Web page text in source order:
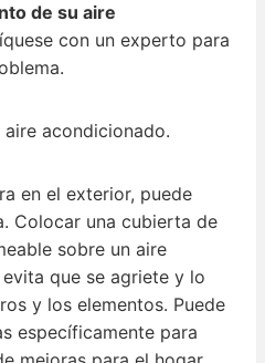
de su aire
con un experto para
acondicionado.
en el exterior, puede
Colocar una cubierta de
sobre un aire
que se agriete y lo
y los elementos. Puede
específicamente para